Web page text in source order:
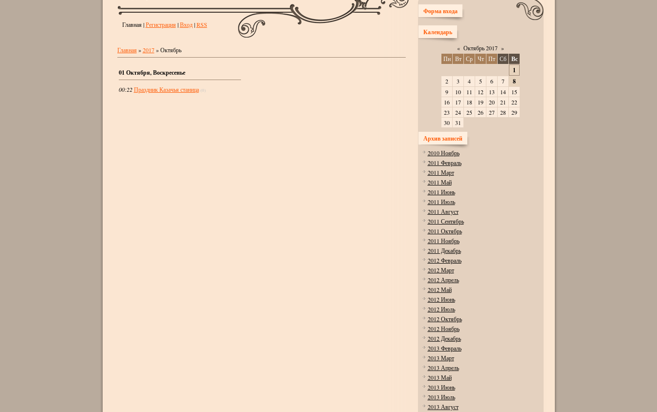
Главная|Регистрация |Вход|RSS
Главная »2017 » Октябрь
01 Октября, Воскресенье
00:22 Праздник Казачья станица (0)
Форма входа
Календарь
« Октябрь 2017 »
Пн Вт Ср Чт Пт Сб
Вс
1
2 3 4 5 6 7 8
9 10 11 12 13 14
15
16
17 18 19 20 21
22
23
24 25 26 27 28
29
30
31
Архив записей
2010 Ноябрь
2011 Февраль
2011 Март
2011 Май
2011 Июнь
2011 Июль
2011 Август
2011 Сентябрь
2011 Октябрь
2011 Ноябрь
2011 Декабрь
2012 Февраль
2012 Март
2012 Апрель
2012 Май
2012 Июнь
2012 Июль
2012 Октябрь
2012 Ноябрь
2012 Декабрь
2013 Февраль
2013 Март
2013 Апрель
2013 Май
2013 Июнь
2013 Июль
2013 Август